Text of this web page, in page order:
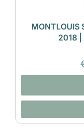
MONTLOUIS
2018 |